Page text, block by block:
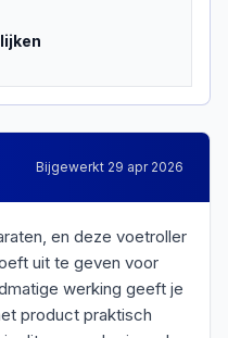
Bijgewerkt 29 apr 2026
en deze voetroller
uit te geven voor
werking geeft je
product praktisch